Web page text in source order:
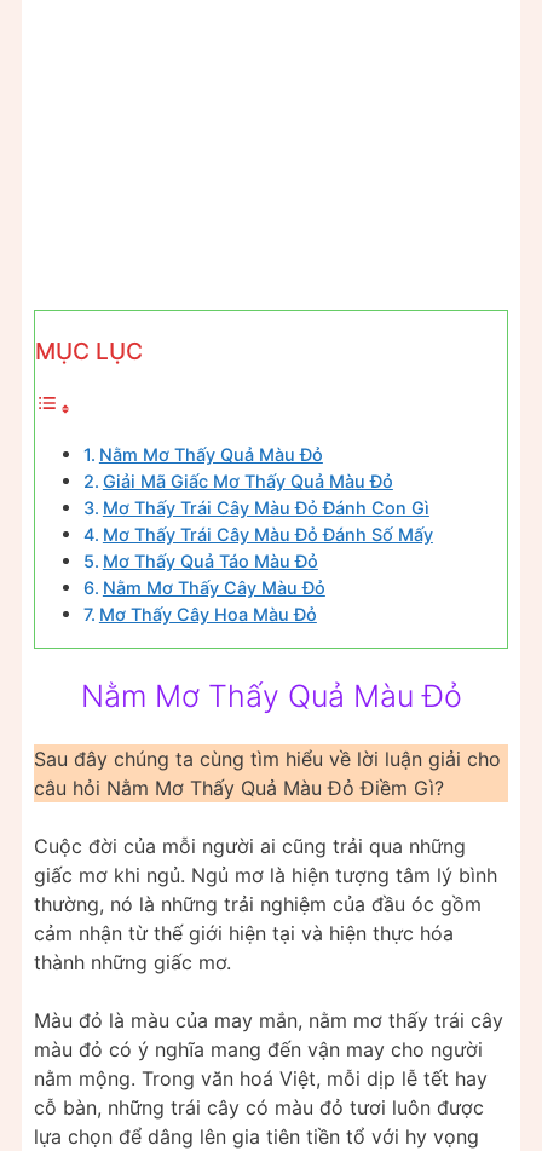
MỤC LỤC
Nằm Mơ Thấy Quả Màu Đỏ
Giải Mã Giấc Mơ Thấy Quả Màu Đỏ
Mơ Thấy Trái Cây Màu Đỏ Đánh Con Gì
Mơ Thấy Trái Cây Màu Đỏ Đánh Số Mấy
Mơ Thấy Quả Táo Màu Đỏ
Nằm Mơ Thấy Cây Màu Đỏ
Mơ Thấy Cây Hoa Màu Đỏ
Nằm Mơ Thấy Quả Màu Đỏ
Sau đây chúng ta cùng tìm hiểu về lời luận giải cho
câu hỏi Nằm Mơ Thấy Quả Màu Đỏ Điềm Gì?
Cuộc đời của mỗi người ai cũng trải qua những
giấc mơ khi ngủ. Ngủ mơ là hiện tượng tâm lý bình
thường, nó là những trải nghiệm của đầu óc gồm
cảm nhận từ thế giới hiện tại và hiện thực hóa
thành những giấc mơ.
Màu đỏ là màu của may mắn, nằm mơ thấy trái cây
màu đỏ có ý nghĩa mang đến vận may cho người
nằm mộng. Trong văn hoá Việt, mỗi dịp lễ tết hay
cỗ bàn, những trái cây có màu đỏ tươi luôn được
lựa chọn để dâng lên gia tiên tiền tổ với hy vọng